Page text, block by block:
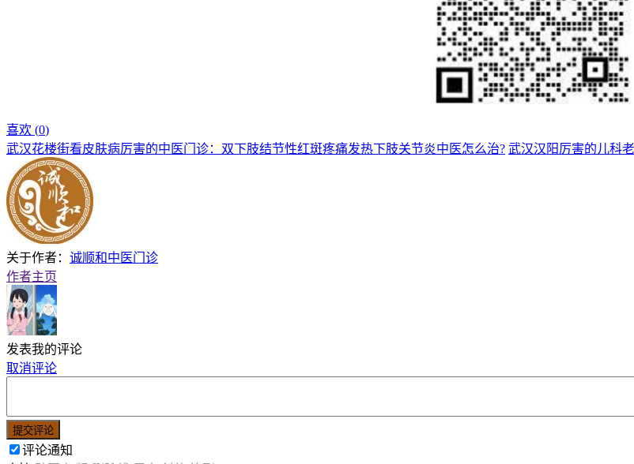
喜欢 (0)
武汉花楼街看皮肤病厉害的中医门诊：双下肢结节性红斑疼痛发热下肢关节炎中医怎么治? 武汉汉阳厉害的儿科
关于作者： 诚顺和中医门诊
作者主页
发表我的评论
取消评论
提交评论
评论通知